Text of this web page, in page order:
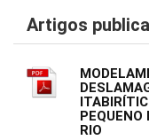
Artigos
RIO